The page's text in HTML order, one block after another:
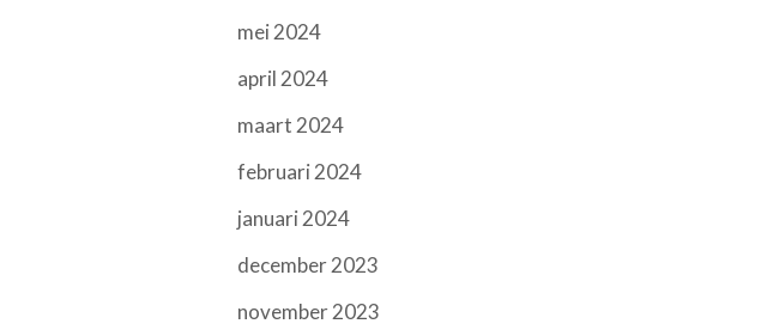
mei 2024
april 2024
maart 2024
februari 2024
januari 2024
december 2023
november 2023